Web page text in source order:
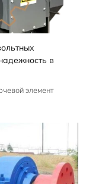
в
элемент